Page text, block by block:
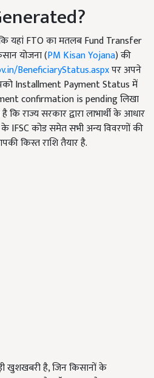
यहां FTO का मतलब Fund Transfer
योजना (PM Kisan Yojana)की
BeneficiaryStatus.aspxपर अपने
Installment Payment Status में
confirmation is pending लिखा
राज्य सरकार द्वारा लाभार्थी के आधार
कोड समेत सभी अन्य विवरणों की
किस्त राशि तैयार है.
खुशखबरी है, जिन किसानों के